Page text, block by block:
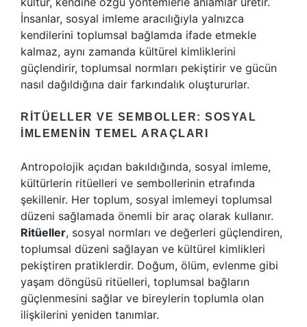
İnsanlar, sosyal imleme aracılığıyla yalnızca
kendilerini toplumsal bağlamda ifade etmekle
kalmaz, aynı zamanda kültürel kimliklerini
güçlendirir, toplumsal normları pekiştirir ve gücün
nasıl dağıldığına dair farkındalık oluştururlar.
RITÜELLER VE SEMBOLLER: SOSYAL
İMLEMENIN TEMEL ARAÇLARI
Antropolojik açıdan bakıldığında, sosyal imleme,
kültürlerin ritüelleri ve sembollerinin etrafında
şekillenir. Her toplum, sosyal imlemeyi toplumsal
düzeni sağlamada önemli bir araç olarak kullanır.
Ritüeller, sosyal normları ve değerleri güçlendiren,
toplumsal düzeni sağlayan ve kültürel kimlikleri
pekiştiren pratiklerdir. Doğum, ölüm, evlenme gibi
yaşam döngüsü ritüelleri, toplumsal bağların
güçlenmesini sağlar ve bireylerin toplumla olan
ilişkilerini yeniden tanımlar.